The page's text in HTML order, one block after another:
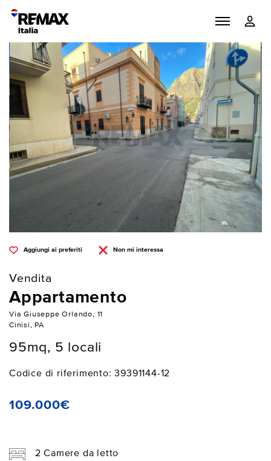
Aggiungi ai preferiti Non mi interessa
Vendita
Appartamento
Via Giuseppe Orlando, 11
Cinisi, PA
95mq, 5 locali
Codice di riferimento: 39391144-12
109.000€
2 Camere da letto